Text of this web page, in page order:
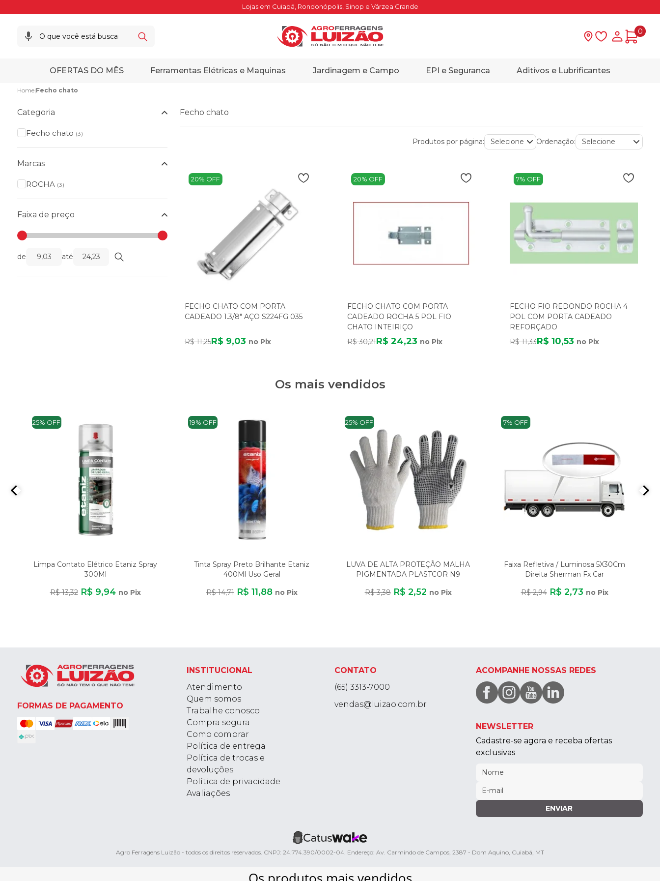
Lojas em Cuiabá, Rondonópolis, Sinop e Várzea Grande
Lista deMinha
0
OFERTAS DO MÊS Ferramentas Elétricas e Maquinas Jardinagem e Campo EPI e Seguranca Aditivos e Lubrificantes
Home|Fecho chato
Categoria
Fecho chato (3)
Marcas
ROCHA (3)
Faixa de preço
de até
Fecho chato
Produtos por página: Ordenação:
20% OFF
FECHO CHATO COM PORTA
CADEADO 1.3/8" AÇO S224FG 035
R$ 11,25R$ 9,03 no Pix
20% OFF
FECHO CHATO COM PORTA
CADEADO ROCHA 5 POL FIO
CHATO INTEIRIÇO
R$ 30,21R$ 24,23 no Pix
7% OFF
FECHO FIO REDONDO ROCHA 4
POL COM PORTA CADEADO
REFORÇADO
R$ 11,33R$ 10,53 no Pix
Os mais vendidos
25% OFF
Limpa Contato Elétrico Etaniz Spray
300Ml
R$ 13,32 R$ 9,94 no Pix
19% OFF
Tinta Spray Preto Brilhante Etaniz
400Ml Uso Geral
R$ 14,71 R$ 11,88 no Pix
25% OFF
LUVA DE ALTA PROTEÇÃO MALHA
PIGMENTADA PLASTCOR N9
R$ 3,38 R$ 2,52 no Pix
7% OFF
Faixa Refletiva / Luminosa 5X30Cm
Direita Sherman Fx Car
R$ 2,94 R$ 2,73 no Pix
FORMAS DE PAGAMENTO
INSTITUCIONAL
Atendimento
Quem somos
Trabalhe conosco
Compra segura
Como comprar
Política de entrega
Política de trocas e
devoluções
Política de privacidade
Avaliações
CONTATO
(65) 3313-7000
vendas@luizao.com.br
ACOMPANHE NOSSAS REDES
NEWSLETTER
Cadastre-se agora e receba ofertas
exclusivas
ENVIAR
Agro Ferragens Luizão - todos os direitos reservados. CNPJ: 24.774.390/0002-04. Endereço: Av. Carmindo de Campos, 2387 - Dom Aquino, Cuiabá, MT